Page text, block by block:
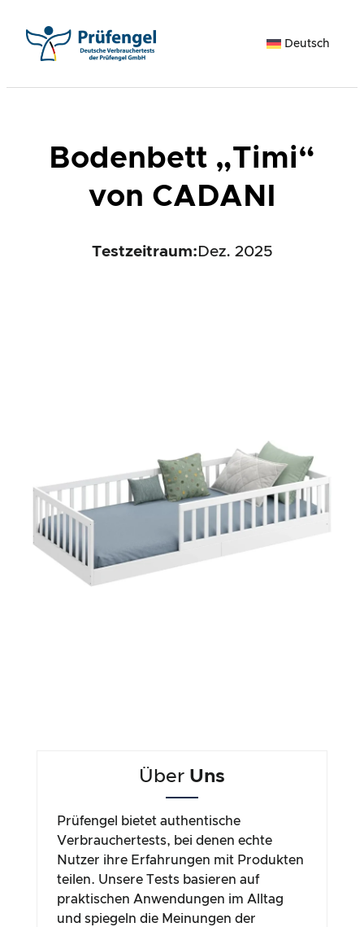
Inhalt
springen
Deutsch
Bodenbett „Timi“
von CADANI
Testzeitraum: Dez. 2025
Über Uns
Prüfengel bietet authentische
Verbrauchertests, bei denen echte
Nutzer ihre Erfahrungen mit Produkten
teilen. Unsere Tests basieren auf
praktischen Anwendungen im Alltag
und spiegeln die Meinungen der